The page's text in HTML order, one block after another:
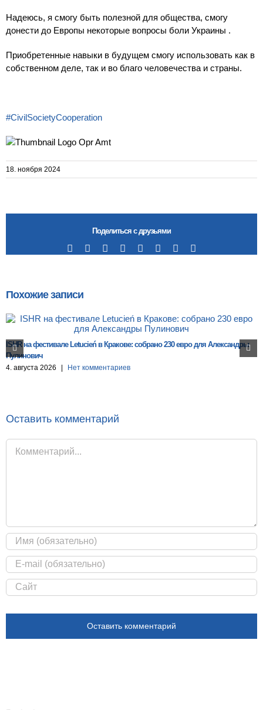
Надеюсь, я смогу быть полезной для общества, смогу
донести до Европы некоторые вопросы боли Украины .
Приобретенные навыки в будущем смогу использовать как в
собственном деле, так и во благо человечества и страны.
#CivilSocietyCooperation
18. ноября 2024
Поделиться с друзьями
Facebook RedditLinkedIn
TumblrPinterest
Похожие записи
ISHR на фестивале Letucień в Кракове: собрано 230 евро для Александры
Пулинович
4. августа 2026 Нет комментариев
Оставить комментарий
Комментарий